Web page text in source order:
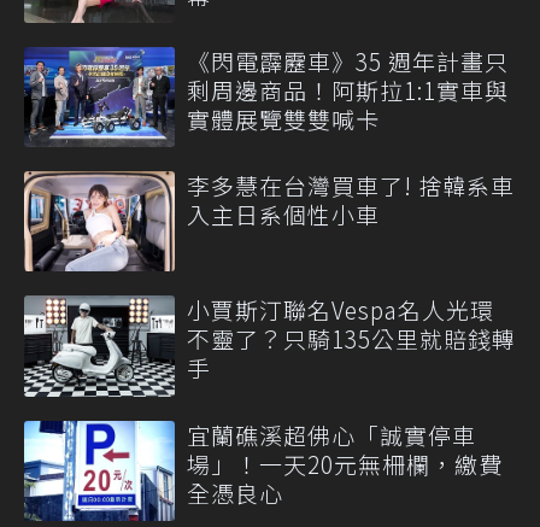
《閃電霹靂車》35 週年計畫只
剩周邊商品！阿斯拉1:1實車與
實體展覽雙雙喊卡
李多慧在台灣買車了! 捨韓系車
入主日系個性小車
小賈斯汀聯名Vespa名人光環
不靈了？只騎135公里就賠錢轉
手
宜蘭礁溪超佛心「誠實停車
場」！一天20元無柵欄，繳費
全憑良心